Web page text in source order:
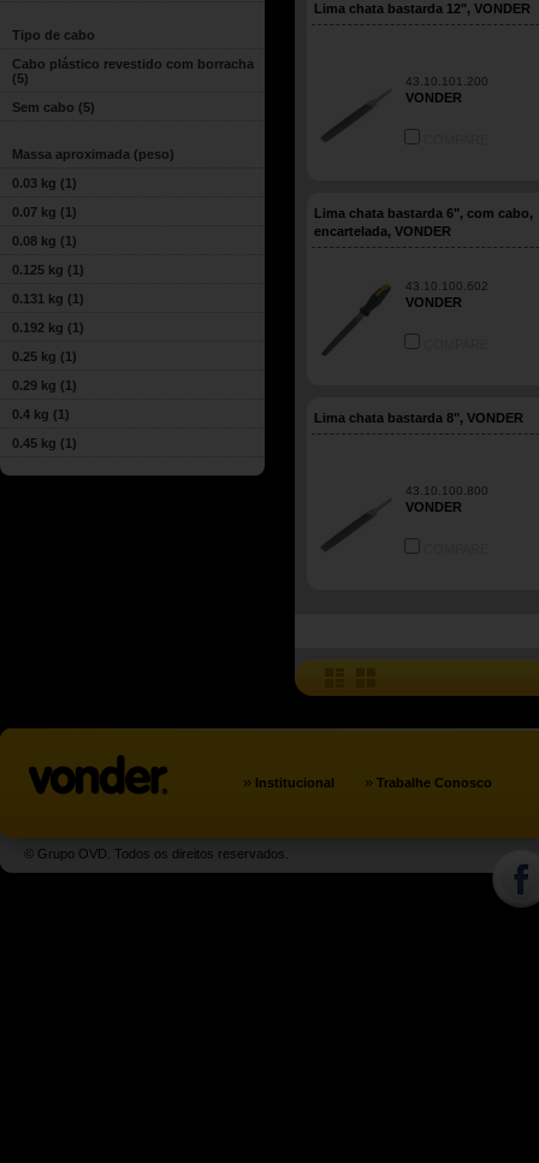
Tipo de cabo
Cabo plástico revestido com borracha
(5)
Sem cabo (5)
Massa aproximada (peso)
0.03 kg (1)
0.07 kg (1)
0.08 kg (1)
0.125 kg (1)
0.131 kg (1)
0.192 kg (1)
0.25 kg (1)
0.29 kg (1)
0.4 kg (1)
0.45 kg (1)
Lima chata bastarda 12", VONDER
43.10.101.200
VONDER
Lima chata bastarda 6", com cabo,
encartelada, VONDER
43.10.100.602
VONDER
Lima chata bastarda 8", VONDER
43.10.100.800
VONDER
» Institucional » Trabalhe Conosco
© Grupo OVD. Todos os direitos reservados.